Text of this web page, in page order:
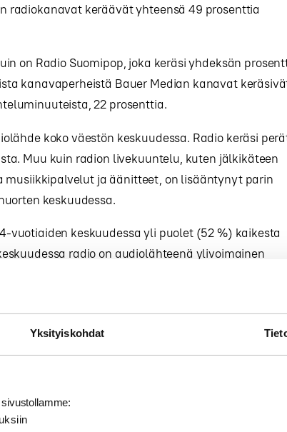
Yksityiskohdat
radiokanavat keräävät yhteensä 49 prosenttia
on Radio Suomipop, joka keräsi yhdeksän
kanavaperheistä Bauer Median kanavat
22 prosenttia.
koko väestön keskuudessa. Radio keräsi
Muu kuin radion livekuuntelu, kuten jälkikäteen
musiikkipalvelut ja äänitteet, on lisääntynyt parin
keskuudessa.
vuotiaiden keskuudessa yli puolet (52 %) kaikesta
radio on audiolähteenä ylivoimainen
2016 aikana yhteensä 20 500 suomalaisen
tulokset/tiedotteet.php